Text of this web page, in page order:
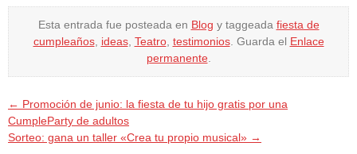
Esta entrada fue posteada en Blog y taggeada fiesta de
cumpleaños, ideas, Teatro, testimonios. Guarda el Enlace
permanente.
← Promoción de junio: la fiesta de tu hijo gratis por una
CumpleParty de adultos
Sorteo: gana un taller «Crea tu propio musical» →